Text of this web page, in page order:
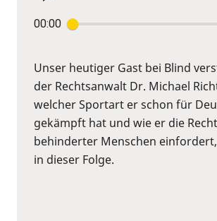
00:00
Unser heutiger Gast bei Blind
der Rechtsanwalt Dr. Michael
welcher Sportart er schon für
gekämpft hat und wie er die
behinderter Menschen
in dieser Folge.